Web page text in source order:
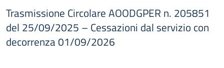
Trasmissione Circolare AOODGPER n. 205851
del 25/09/2025 – Cessazioni dal servizio con
decorrenza 01/09/2026